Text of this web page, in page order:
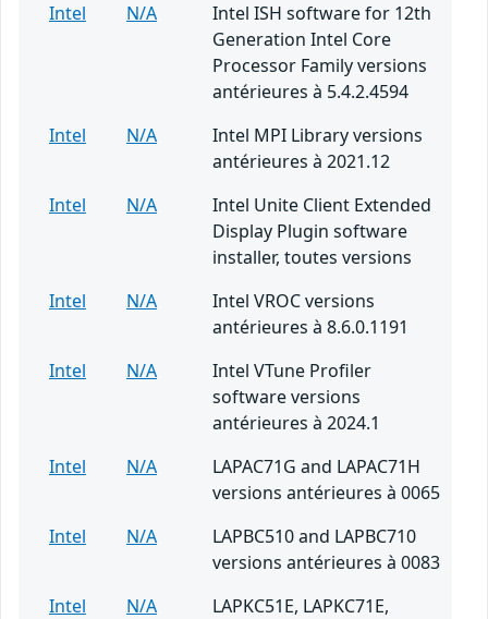
Intel
N/A
Intel ISH software for 12th
Generation Intel Core
Processor Family versions
antérieures à 5.4.2.4594
Intel
N/A
Intel MPI Library versions
antérieures à 2021.12
Intel
N/A
Intel Unite Client Extended
Display Plugin software
installer, toutes versions
Intel
N/A
Intel VROC versions
antérieures à 8.6.0.1191
Intel
N/A
Intel VTune Profiler
software versions
antérieures à 2024.1
Intel
N/A
LAPAC71G and LAPAC71H
versions antérieures à 0065
Intel
N/A
LAPBC510 and LAPBC710
versions antérieures à 0083
Intel
N/A
LAPKC51E, LAPKC71E,